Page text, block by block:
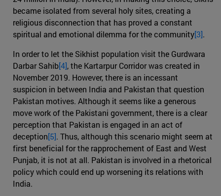
became isolated from several holy sites, creating a
religious disconnection that has proved a constant
spiritual and emotional dilemma for the community[3].
In order to let the Sikhist population visit the Gurdwara
Darbar Sahib[4], the Kartarpur Corridor was created in
November 2019. However, there is an incessant
suspicion in between India and Pakistan that question
Pakistan motives. Although it seems like a generous
move work of the Pakistani government, there is a clear
perception that Pakistan is engaged in an act of
deception[5]. Thus, although this scenario might seem at
first beneficial for the rapprochement of East and West
Punjab, it is not at all. Pakistan is involved in a rhetorical
policy which could end up worsening its relations with
India.